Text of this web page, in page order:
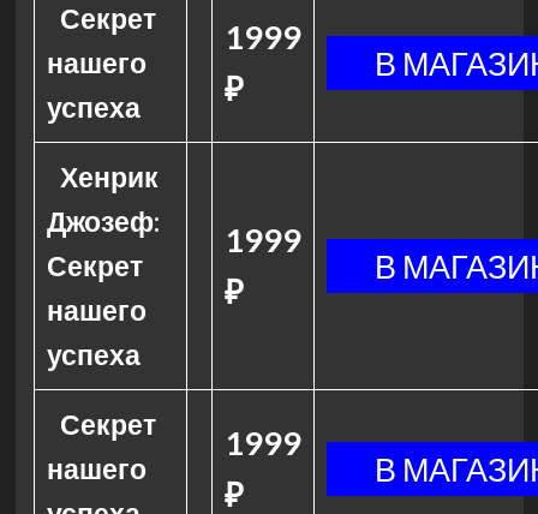
Секрет
нашего
успеха
1999
₽
Хенрик
Джозеф:
Секрет
нашего
успеха
1999
₽
Секрет
нашего
1999
₽